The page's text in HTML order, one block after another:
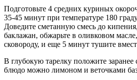
Подготовьте 4 средних куриных
35-45 минут при температуре 180
Доведите сметанную смесь до
баклажан, обжарьте в оливковом
сковороду, и еще 5 минут тушите
В глубокую тарелку положите
блюдо можно лимоном и веточками